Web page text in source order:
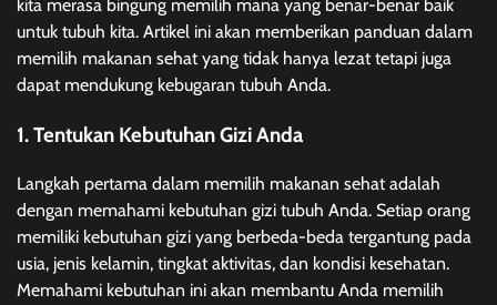
kita merasa bingung memilih mana yang benar-benar baik
untuk tubuh kita. Artikel ini akan memberikan panduan dalam
memilih makanan sehat yang tidak hanya lezat tetapi juga
dapat mendukung kebugaran tubuh Anda.
1. Tentukan Kebutuhan Gizi Anda
Langkah pertama dalam memilih makanan sehat adalah
dengan memahami kebutuhan gizi tubuh Anda. Setiap orang
memiliki kebutuhan gizi yang berbeda-beda tergantung pada
usia, jenis kelamin, tingkat aktivitas, dan kondisi kesehatan.
Memahami kebutuhan ini akan membantu Anda memilih